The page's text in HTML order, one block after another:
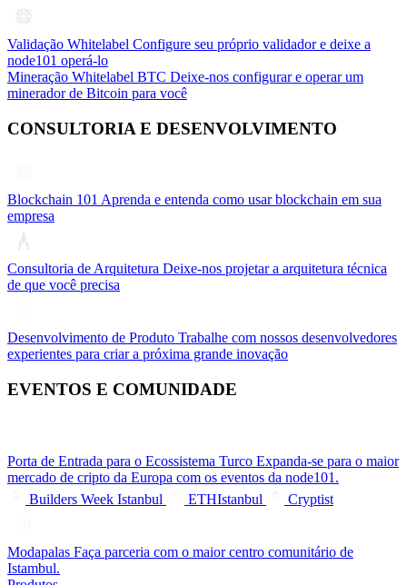
Validação Whitelabel Configure seu próprio validador e deixe a
node101 operá-lo
Mineração Whitelabel BTC Deixe-nos configurar e operar um
minerador de Bitcoin para você
CONSULTORIA E DESENVOLVIMENTO
Blockchain 101 Aprenda e entenda como usar blockchain em sua
empresa
Consultoria de Arquitetura Deixe-nos projetar a arquitetura técnica
de que você precisa
Desenvolvimento de Produto Trabalhe com nossos desenvolvedores
experientes para criar a próxima grande inovação
EVENTOS E COMUNIDADE
Porta de Entrada para o Ecossistema Turco Expanda-se para o maior
mercado de cripto da Europa com os eventos da node101.
Builders Week Istanbul
ETHIstanbul Cryptist
Modapalas Faça parceria com o maior centro comunitário de
Istambul.